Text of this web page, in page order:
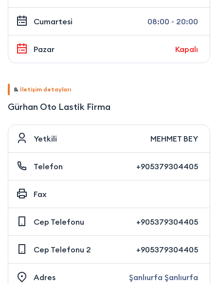
Cumartesi 08:00 - 20:00
Pazar Kapalı
& İletişim detayları
Gürhan Oto Lastik Firma
Yetkili MEHMET BEY
Telefon +905379304405
Fax
Cep Telefonu +905379304405
Cep Telefonu 2 +905379304405
Adres Şanlıurfa Şanlıurfa